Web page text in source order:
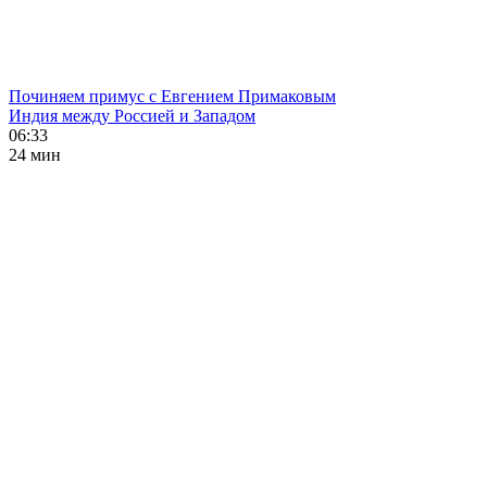
Починяем примус с Евгением Примаковым
Индия между Россией и Западом
06:33
24 мин